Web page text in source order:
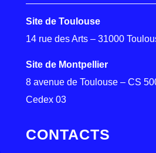
Site de Toulouse
14 rue des Arts – 31000
Site de Montpellier
8 avenue de Toulouse – CS
Cedex 03
CONTACTS